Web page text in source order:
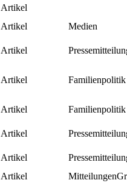
Artikel
Artikel
Medien
Artikel
Artikel Familienpolitik
Artikel
Familienpolitik
Artikel
Artikel
Artikel